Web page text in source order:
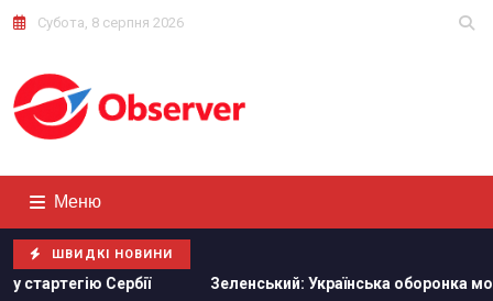
Субота, 8 серпня 2026
Меню
ШВИДКІ НОВИНИ
Українська оборонка може збільшити виробництво